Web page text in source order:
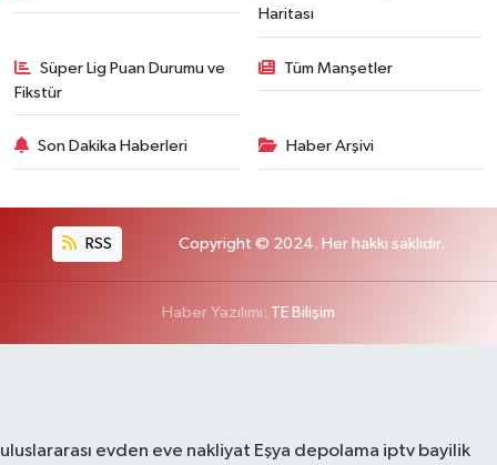
Haritası
Süper Lig Puan Durumu ve
Fikstür
Tüm Manşetler
Son Dakika Haberleri Haber Arşivi
RSS Copyright © 2024. Her hakkı saklıdır.
Haber Yazılımı: TE Bilişim
uluslararası evden eve nakliyat Eşya depolama iptv bayilik